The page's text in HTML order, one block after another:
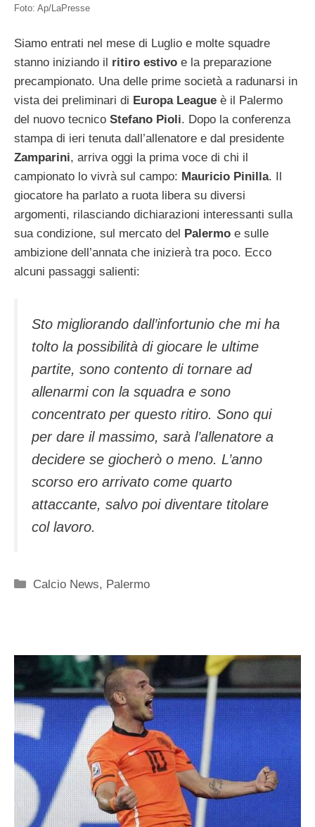
Foto: Ap/LaPresse
Siamo entrati nel mese di Luglio e molte squadre
stanno iniziando il ritiro estivo e la preparazione
precampionato. Una delle prime società a radunarsi in
vista dei preliminari di Europa League è il Palermo
del nuovo tecnico Stefano Pioli. Dopo la conferenza
stampa di ieri tenuta dall’allenatore e dal presidente
Zamparini, arriva oggi la prima voce di chi il
campionato lo vivrà sul campo: Mauricio Pinilla. Il
giocatore ha parlato a ruota libera su diversi
argomenti, rilasciando dichiarazioni interessanti sulla
sua condizione, sul mercato del Palermo e sulle
ambizione dell’annata che inizierà tra poco. Ecco
alcuni passaggi salienti:
Sto migliorando dall’infortunio che mi ha
tolto la possibilità di giocare le ultime
partite, sono contento di tornare ad
allenarmi con la squadra e sono
concentrato per questo ritiro. Sono qui
per dare il massimo, sarà l’allenatore a
decidere se giocherò o meno. L’anno
scorso ero arrivato come quarto
attaccante, salvo poi diventare titolare
col lavoro.
Categorie
Calcio News, Palermo